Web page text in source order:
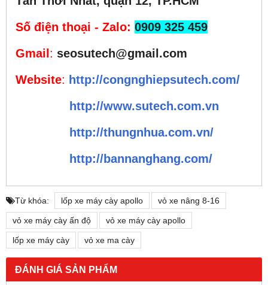
Số điện thoại - Zalo: 0909 325 459
Gmail : seosutech@gmail.com
Website: http://congnghiepsutech.com/
http://www.sutech.com.vn
http://thungnhua.com.vn/
http://bannanghang.com/
Từ khóa: lốp xe máy cày apollo vỏ xe nâng 8-16
vỏ xe máy cày ấn độ vỏ xe máy cày apollo
lốp xe máy cày vỏ xe ma cày
ĐÁNH GIÁ SẢN PHẨM